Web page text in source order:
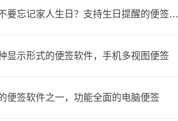
怎么提醒自己不要忘记家人生日？支持生日提醒的便签软件
显示形式的便签软件，手机多视图便签
便签软件之一，功能全面的电脑便签